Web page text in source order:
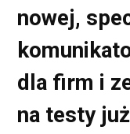
nowej,
dla firm i
na testy